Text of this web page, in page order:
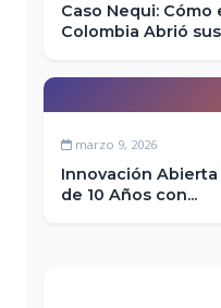
Caso Nequi:
Colombia Abrió
marzo 9, 2026
Innovación
de 10 Años con...